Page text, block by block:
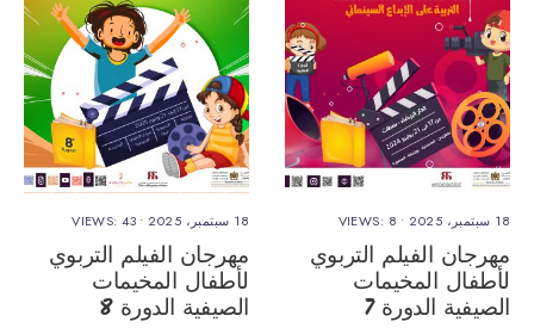
18 سبتمبر، 2025 •
VIEWS: 43
مهرجان الفيلم التربوي
لأطفال المخيمات
الصيفية الدورة 8
18 سبتمبر، 2025 •
VIEWS: 8
مهرجان الفيلم التربوي
لأطفال المخيمات
الصيفية الدورة 7